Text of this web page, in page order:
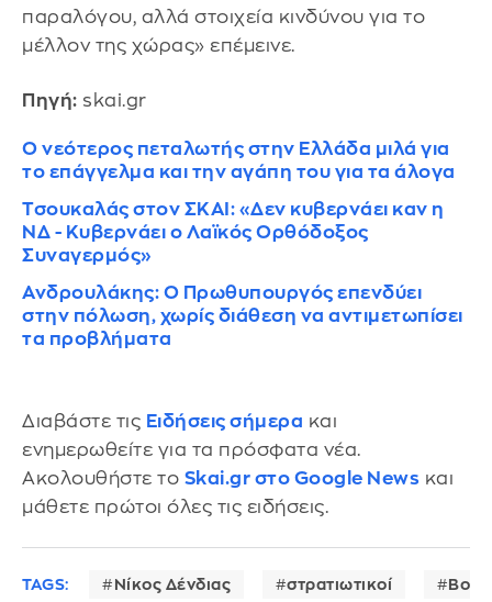
παραλόγου, αλλά στοιχεία κινδύνου για το
μέλλον της χώρας» επέμεινε.
Πηγή: skai.gr
Ο νεότερος πεταλωτής στην Ελλάδα μιλά για
το επάγγελμα και την αγάπη του για τα άλογα
Τσουκαλάς στον ΣΚΑΙ: «Δεν κυβερνάει καν η
ΝΔ - Κυβερνάει ο Λαϊκός Ορθόδοξος
Συναγερμός»
Ανδρουλάκης: Ο Πρωθυπουργός επενδύει
στην πόλωση, χωρίς διάθεση να αντιμετωπίσει
τα προβλήματα
Διαβάστε τις Ειδήσεις σήμερα και
ενημερωθείτε για τα πρόσφατα νέα.
Ακολουθήστε το Skai.gr στο Google News και
μάθετε πρώτοι όλες τις ειδήσεις.
TAGS: Νίκος Δένδιας στρατιωτικοί